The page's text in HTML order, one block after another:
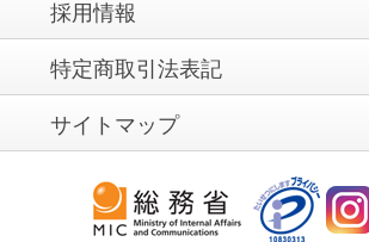
採用情報
特定商取引法表記
サイトマップ